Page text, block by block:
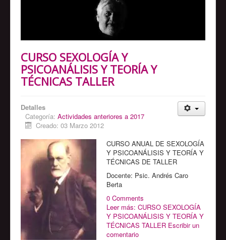
CURSO SEXOLOGÍA Y
PSICOANÁLISIS Y TEORÍA Y
TÉCNICAS TALLER
Detalles
Categoría: Actividades anteriores a 2017
Creado: 03 Marzo 2012
CURSO ANUAL DE SEXOLOGÍA
Y PSICOANÁLISIS Y TEORÍA Y
TÉCNICAS DE TALLER
Docente: Psic. Andrés Caro
Berta
0 Comments
Leer más: CURSO SEXOLOGÍA
Y PSICOANÁLISIS Y TEORÍA Y
TÉCNICAS TALLER Escribir un
comentario